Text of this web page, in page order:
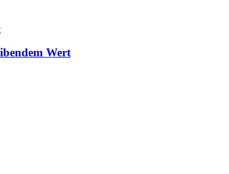
Wert